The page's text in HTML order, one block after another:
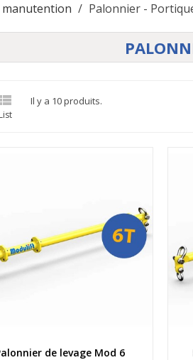
manutention Palonnier -
Il y a 10 produits.
Aperçu rapide
de levage Mod 6